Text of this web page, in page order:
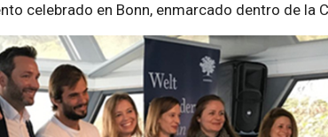
celebrado en Bonn, enmarcado dentro de la